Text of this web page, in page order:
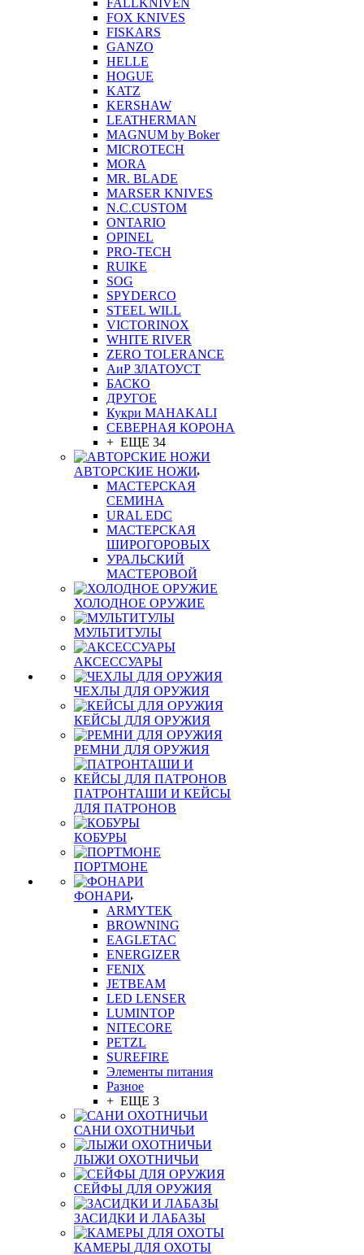
FALLKNIVEN
FOX KNIVES
FISKARS
GANZO
HELLE
HOGUE
KATZ
KERSHAW
LEATHERMAN
MAGNUM by Boker
MICROTECH
MORA
MR. BLADE
MARSER KNIVES
N.C.CUSTOM
ONTARIO
OPINEL
PRO-TECH
RUIKE
SOG
SPYDERCO
STEEL WILL
VICTORINOX
WHITE RIVER
ZERO TOLERANCE
АиР ЗЛАТОУСТ
БАСКО
ДРУГОЕ
Кукри MAHAKALI
СЕВЕРНАЯ КОРОНА
+ ЕЩЕ 34
АВТОРСКИЕ НОЖИ
МАСТЕРСКАЯ
СЕМИНА
URAL EDC
МАСТЕРСКАЯ
ШИРОГОРОВЫХ
УРАЛЬСКИЙ
МАСТЕРОВОЙ
ХОЛОДНОЕ ОРУЖИЕ
МУЛЬТИТУЛЫ
АКСЕССУАРЫ
ЧЕХЛЫ ДЛЯ ОРУЖИЯ
КЕЙСЫ ДЛЯ ОРУЖИЯ
РЕМНИ ДЛЯ ОРУЖИЯ
ПАТРОНТАШИ И КЕЙСЫ
ДЛЯ ПАТРОНОВ
КОБУРЫ
ПОРТМОНЕ
ФОНАРИ
ARMYTEK
BROWNING
EAGLETAC
ENERGIZER
FENIX
JETBEAM
LED LENSER
LUMINTOP
NITECORE
PETZL
SUREFIRE
Элементы питания
Разное
+ ЕЩЕ 3
САНИ ОХОТНИЧЬИ
ЛЫЖИ ОХОТНИЧЬИ
СЕЙФЫ ДЛЯ ОРУЖИЯ
ЗАСИДКИ И ЛАБАЗЫ
КАМЕРЫ ДЛЯ ОХОТЫ